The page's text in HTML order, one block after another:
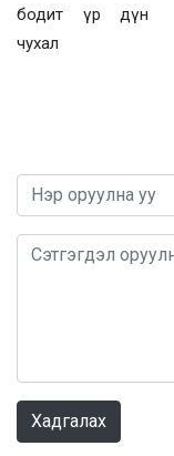
бодит үр дүн
чухал
Хадгалах